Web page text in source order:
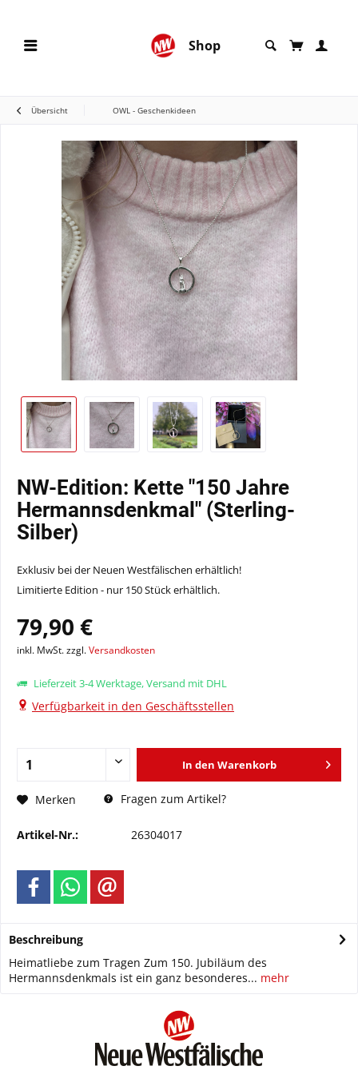
Shop
Übersicht OWL - Geschenkideen
NW-Edition: Kette "150 Jahre
Hermannsdenkmal" (Sterling-
Silber)
Exklusiv bei der Neuen Westfälischen erhältlich!
Limitierte Edition - nur 150 Stück erhältlich.
79,90 €
inkl. MwSt. zzgl.Versandkosten
Lieferzeit 3-4 Werktage, Versand mit DHL
Verfügbarkeit in den Geschäftsstellen
In den Warenkorb
Merken Fragen zum Artikel?
Artikel-Nr.: 26304017
Beschreibung
Heimatliebe zum Tragen Zum 150. Jubiläum des
Hermannsdenkmals ist ein ganz besonderes... mehr